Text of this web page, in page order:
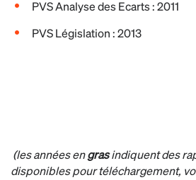
PVS Analyse des Ecarts : 2011
PVS Législation : 2013
(les années engrasindiquent des
disponibles pour téléchargement,